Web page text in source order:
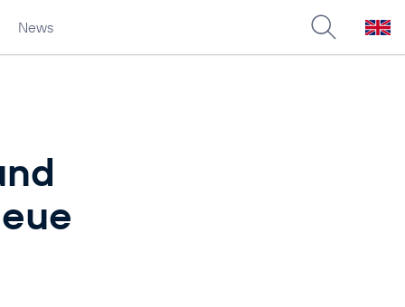
News